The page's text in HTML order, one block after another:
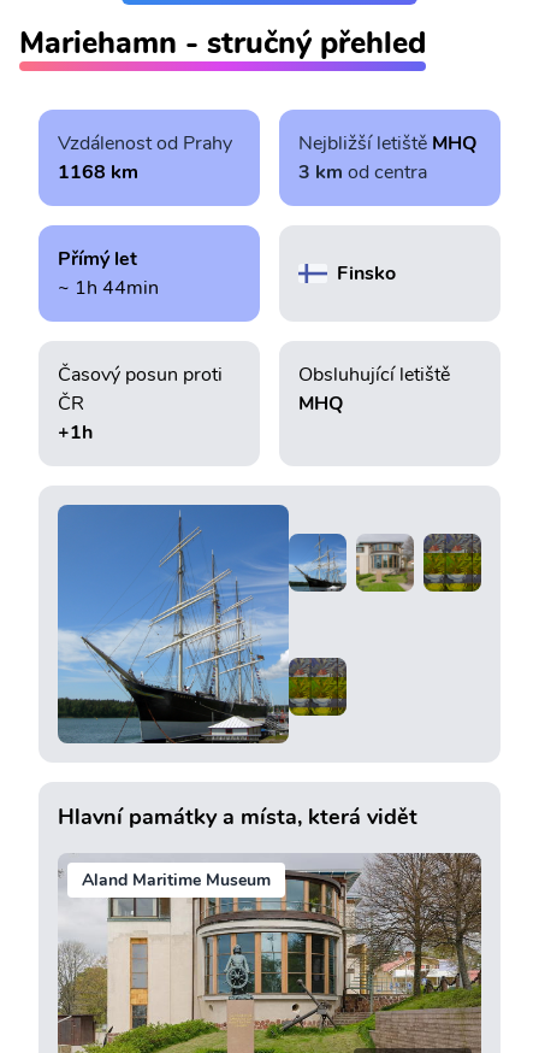
Mariehamn - stručný přehled
Vzdálenost od Prahy
1168 km
Nejbližší letiště MHQ
3 km od centra
Přímý let
~ 1h 44min
Finsko
Časový posun proti
ČR
+1h
Obsluhující letiště
MHQ
Hlavní památky a místa, která vidět
Aland Maritime Museum